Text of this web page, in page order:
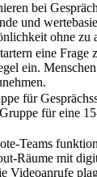
bei
und
ohne zu
eine
ein.
für
für eine
Teams
Räume mit
Videoanrufe